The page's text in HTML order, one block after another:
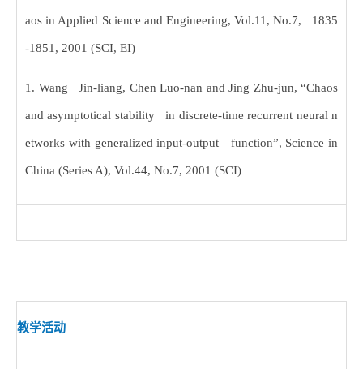
aos in Applied Science and Engineering, Vol.11, No.7, 1835
-1851, 2001 (SCI, EI)
1. Wang Jin-liang, Chen Luo-nan and Jing Zhu-jun, “Chaos
and asymptotical stability in discrete-time recurrent neural n
etworks with generalized input-output function”, Science in
China (Series A), Vol.44, No.7, 2001 (SCI)
教学活动